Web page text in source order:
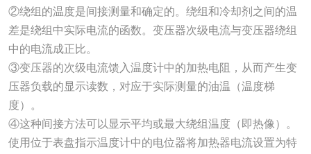
②绕组的温度是间接测量和确定的。绕组和冷却剂之间的温
差是绕组中实际电流的函数。变压器次级电流与变压器绕组
中的电流成正比。
③变压器的次级电流馈入温度计中的加热电阻，从而产生变
压器负载的显示读数，对应于实际测量的油温（温度梯
度）。
④这种间接方法可以显示平均或最大绕组温度（即热像）。
使用位于表盘指示温度计中的电位器将加热器电流设置为特